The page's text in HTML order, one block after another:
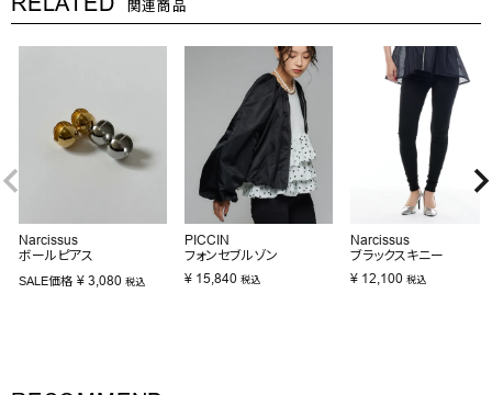
関連商品
Narcissus
ボールピアス
SALE価格 ¥ 3,080 税込
PICCIN
フォンセブルゾン
¥ 15,840 税込
Narcissus
ブラックスキニー
¥ 12,100 税込